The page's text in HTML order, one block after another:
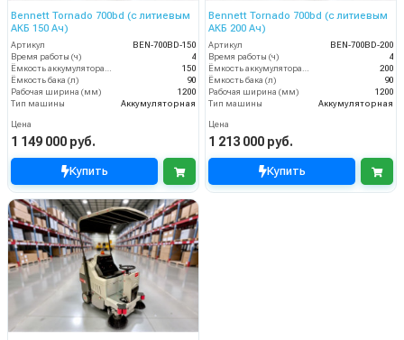
Bennett Tornado 700bd (с литиевым
АКБ 150 Ач)
Артикул
BEN-700BD-150
Время работы (ч)
4
Ёмкость аккумулятора (Ач)
150
Ёмкость бака (л)
90
Рабочая ширина (мм)
1200
Тип машины
Аккумуляторная
Цена
1 149 000 руб.
Купить
Bennett Tornado 700bd (с литиевым
АКБ 200 Ач)
Артикул
BEN-700BD-200
Время работы (ч)
4
Ёмкость аккумулятора (Ач)
200
Ёмкость бака (л)
90
Рабочая ширина (мм)
1200
Тип машины
Аккумуляторная
Цена
1 213 000 руб.
Купить